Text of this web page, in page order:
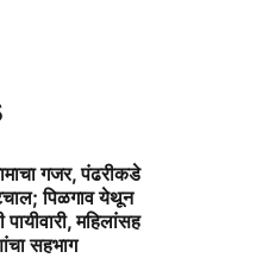
गजर, पंढरीकडे
पिळगाव येथून
महिलांसह
सहभाग